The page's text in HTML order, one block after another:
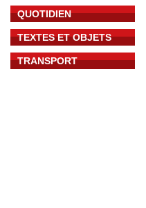
QUOTIDIEN
TEXTES ET OBJETS
TRANSPORT